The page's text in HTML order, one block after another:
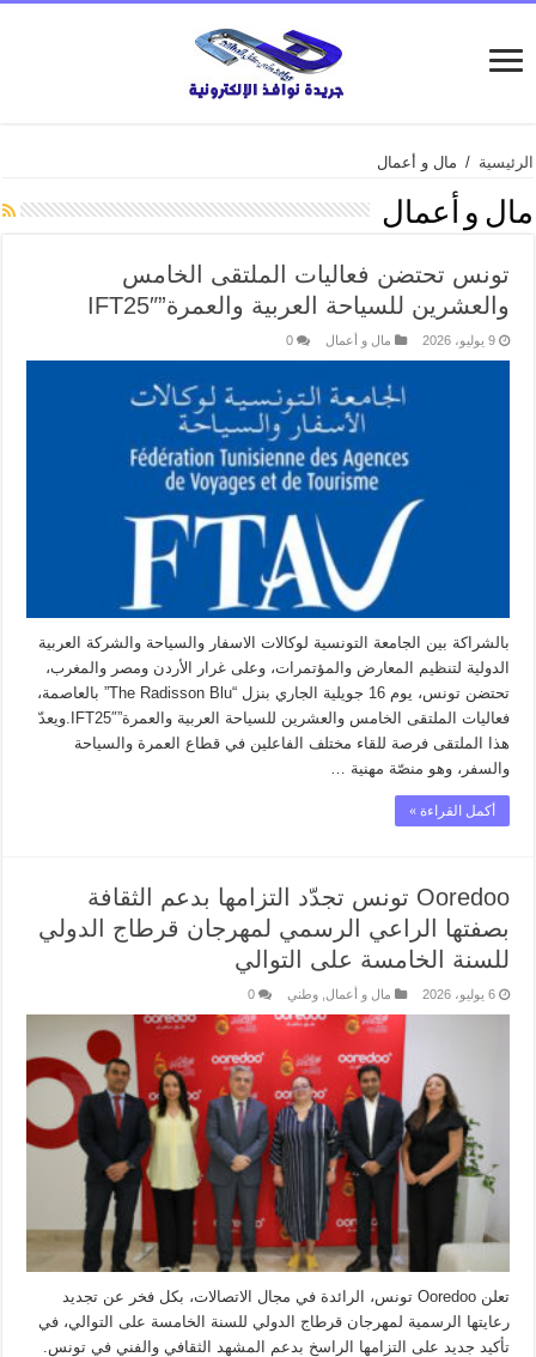
الرئيسية / مال و أعمال
مال و أعمال
تونس تحتضن فعاليات الملتقى الخامس
والعشرين للسياحة العربية والعمرة”IFT25″
9 يوليو، 2026 مال و أعمال 0
بالشراكة بين الجامعة التونسية لوكالات الاسفار والسياحة والشركة العربية
الدولية لتنظيم المعارض والمؤتمرات، وعلى غرار الأردن ومصر والمغرب،
تحتضن تونس، يوم 16 جويلية الجاري بنزل “The Radisson Blu” بالعاصمة،
فعاليات الملتقى الخامس والعشرين للسياحة العربية والعمرة”IFT25″.ويعدّ
هذا الملتقى فرصة للقاء مختلف الفاعلين في قطاع العمرة والسياحة
والسفر، وهو منصّة مهنية …
أكمل القراءة »
Ooredoo تونس تجدّد التزامها بدعم الثقافة
بصفتها الراعي الرسمي لمهرجان قرطاج الدولي
للسنة الخامسة على التوالي
6 يوليو، 2026 مال و أعمال ,وطني 0
تعلن Ooredoo تونس، الرائدة في مجال الاتصالات، بكل فخر عن تجديد
رعايتها الرسمية لمهرجان قرطاج الدولي للسنة الخامسة على التوالي، في
تأكيد جديد على التزامها الراسخ بدعم المشهد الثقافي والفني في تونس.